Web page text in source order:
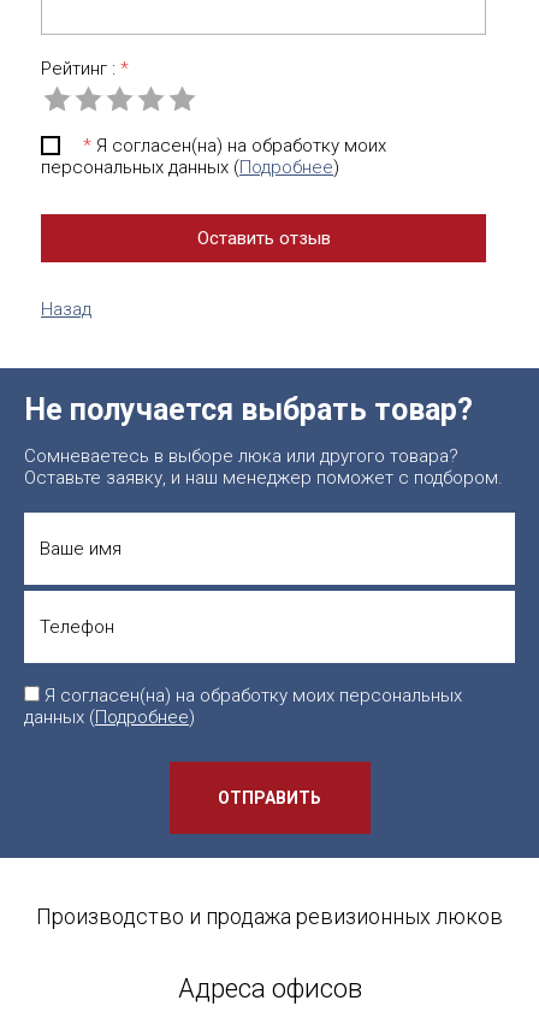
Рейтинг : *
* Я согласен(на) на обработку моих
персональных данных (Подробнее)
Назад
Не получается выбрать товар?
Сомневаетесь в выборе люка или другого товара?
Оставьте заявку, и наш менеджер поможет с подбором.
Я согласен(на) на обработку моих персональных
данных (Подробнее)
ОТПРАВИТЬ
Производство и продажа ревизионных люков
Адреса офисов